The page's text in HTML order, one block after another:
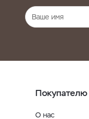
Покупателю
О нас